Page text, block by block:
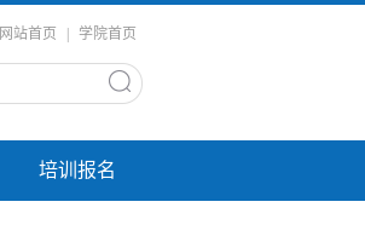
网站首页 学院首页
培训报名